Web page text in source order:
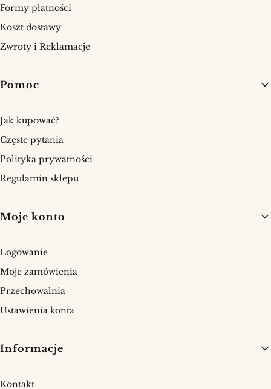
Formy płatności
Koszt dostawy
Zwroty i Reklamacje
Pomoc
Jak kupować?
Częste pytania
Polityka prywatności
Regulamin sklepu
Moje konto
Logowanie
Moje zamówienia
Przechowalnia
Ustawienia konta
Informacje
Kontakt